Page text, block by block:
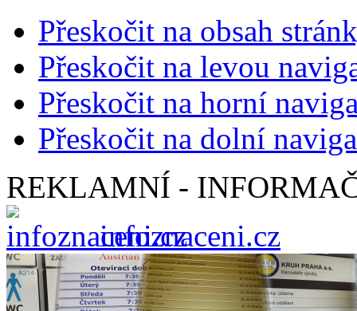
Přeskočit na obsah
Přeskočit na levou
Přeskočit na horní
Přeskočit na dolní
REKLAMNÍ -
infoznaceni.cz